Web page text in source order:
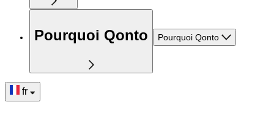
Pourquoi Qonto Pourquoi Qonto
fr